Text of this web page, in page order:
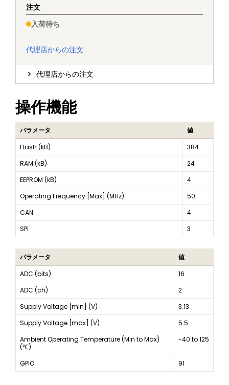
注文
入荷待ち
代理店からの注文
代理店からの注文
操作機能
パラメータ
値
Flash (kB)
384
RAM (kB)
24
EEPROM (kB)
4
Operating Frequency [Max] (MHz)
50
CAN
4
SPI
3
パラメータ
値
ADC (bits)
16
ADC (ch)
2
Supply Voltage [min] (V)
3.13
Supply Voltage [max] (V)
5.5
Ambient Operating Temperature (Min to Max)
(℃)
-40 to 125
GPIO 91